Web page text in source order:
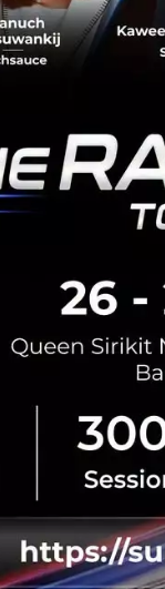
วรโฟกัสก่อนที่จะเ
กับ AI พยายามที่จ
ต่อโมเดลธุรกิจด้ว
พัน